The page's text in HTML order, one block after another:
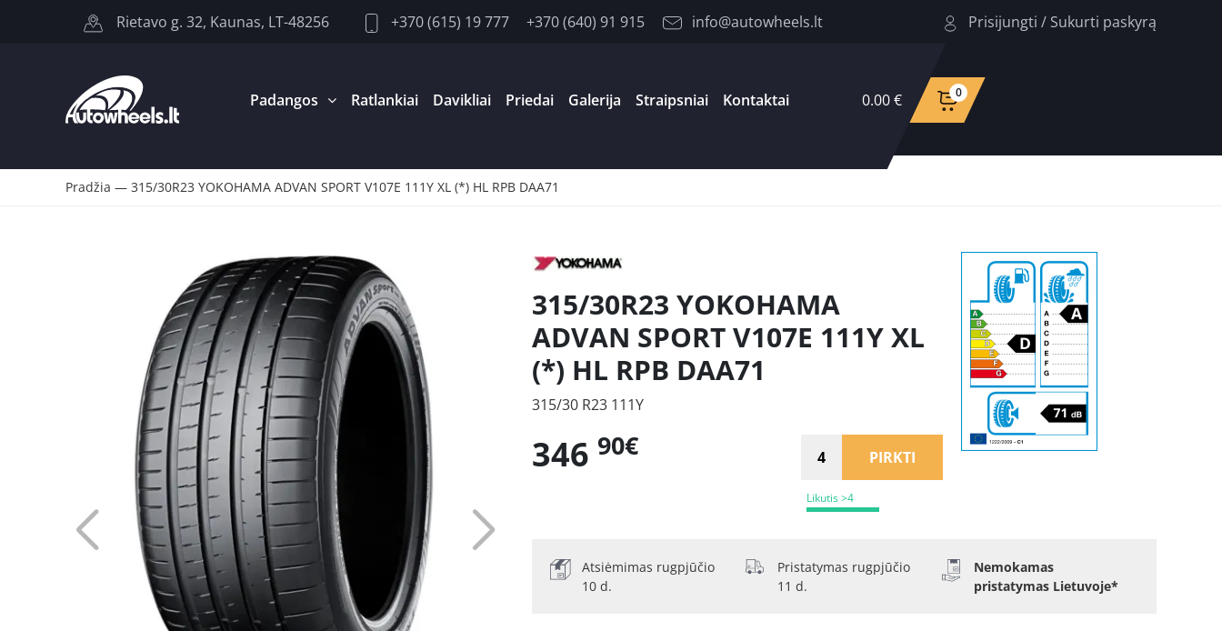
Rietavo g. 32, Kaunas, LT-48256 +370 (615) 19 777 +370 (640) 91 915 info@autowheels.lt Prisijungti / Sukurti paskyrą
Padangos Ratlankiai Davikliai Priedai Galerija Straipsniai Kontaktai 0.00 € 0
Pradžia — 315/30R23 YOKOHAMA ADVAN SPORT V107E 111Y XL (*) HL RPB DAA71
315/30R23 YOKOHAMA
ADVAN SPORT V107E 111Y XL
(*) HL RPB DAA71
315/30 R23 111Y
Likutis >4
346 90€ PIRKTI
Atsiėmimas rugpjūčio
10 d.
Pristatymas rugpjūčio
11 d.
Nemokamas
pristatymas Lietuvoje*